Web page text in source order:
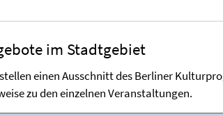
im Stadtgebiet
einen Ausschnitt des Berliner
zu den einzelnen Veranstaltungen.